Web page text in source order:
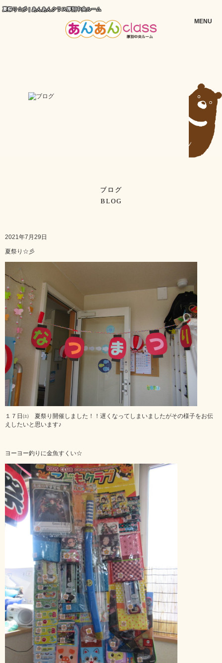
夏祭り☆彡 | あんあんクラス厚別中央ルーム
MENU
ブログ
BLOG
2021年7月29日
夏祭り☆彡
１７日㈯ 夏祭り開催しました！！遅くなってしまいましたがその様子をお伝
えしたいと思います♪
ヨーヨー釣りに金魚すくい☆